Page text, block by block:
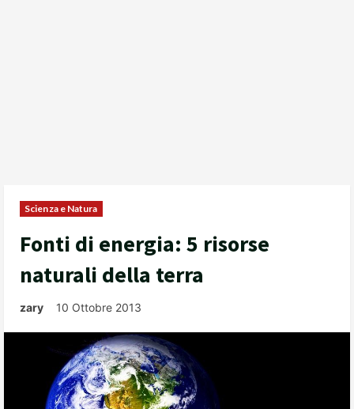
Scienza e Natura
Fonti di energia: 5 risorse
naturali della terra
zary 10 Ottobre 2013